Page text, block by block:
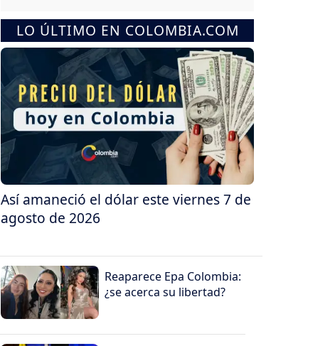
LO ÚLTIMO EN COLOMBIA.COM
Así amaneció el dólar este viernes 7 de
agosto de 2026
Reaparece Epa Colombia:
¿se acerca su libertad?